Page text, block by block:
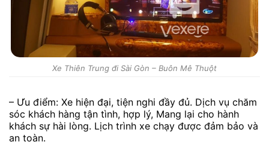
Xe Thiên Trung đi Sài Gòn – Buôn Mê Thuột
– Ưu điểm: Xe hiện đại, tiện nghi đầy đủ. Dịch vụ chăm
sóc khách hàng tận tình, hợp lý, Mang lại cho hành
khách sự hài lòng. Lịch trình xe chạy được đảm bảo và
an toàn.